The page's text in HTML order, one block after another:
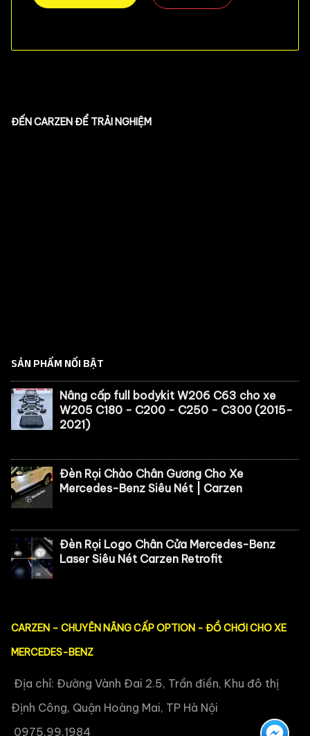
ĐẾN CARZEN ĐỂ TRẢI NGHIỆM
SẢN PHẨM NỔI BẬT
Nâng cấp full bodykit W206 C63 cho xe
W205 C180 - C200 - C250 - C300 (2015-
2021)
Đèn Rọi Chào Chân Gương Cho Xe
Mercedes-Benz Siêu Nét | Carzen
Đèn Rọi Logo Chân Cửa Mercedes-Benz
Laser Siêu Nét Carzen Retrofit
CARZEN – CHUYÊN NÂNG CẤP OPTION - ĐỒ CHƠI CHO XE
MERCEDES-BENZ
Địa chỉ: Đường Vành Đai 2.5, Trần điền, Khu đô thị
Định Công, Quận Hoàng Mai, TP Hà Nội
0975.99.1984